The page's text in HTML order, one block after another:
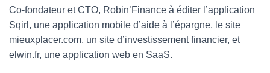
Co-fondateur et CTO, Robin’Finance à éditer l’application
Sqirl, une application mobile d’aide à l’épargne, le site
mieuxplacer.com, un site d’investissement financier, et
elwin.fr, une application web en SaaS.